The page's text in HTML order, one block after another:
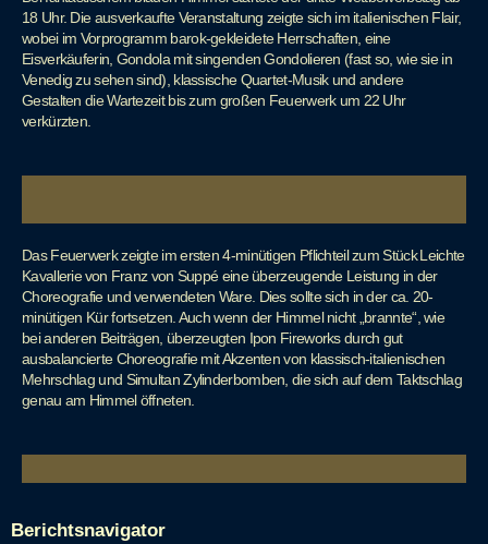
18 Uhr. Die ausverkaufte Veranstaltung zeigte sich im italienischen Flair,
wobei im Vorprogramm barok-gekleidete Herrschaften, eine
Eisverkäuferin, Gondola mit singenden Gondolieren (fast so, wie sie in
Venedig zu sehen sind), klassische Quartet-Musik und andere
Gestalten die Wartezeit bis zum großen Feuerwerk um 22 Uhr
verkürzten.
Das Feuerwerk zeigte im ersten 4-minütigen Pflichteil zum Stück Leichte
Kavallerie von Franz von Suppé eine überzeugende Leistung in der
Choreografie und verwendeten Ware. Dies sollte sich in der ca. 20-
minütigen Kür fortsetzen. Auch wenn der Himmel nicht „brannte“, wie
bei anderen Beiträgen, überzeugten Ipon Fireworks durch gut
ausbalancierte Choreografie mit Akzenten von klassisch-italienischen
Mehrschlag und Simultan Zylinderbomben, die sich auf dem Taktschlag
genau am Himmel öffneten.
Berichtsnavigator